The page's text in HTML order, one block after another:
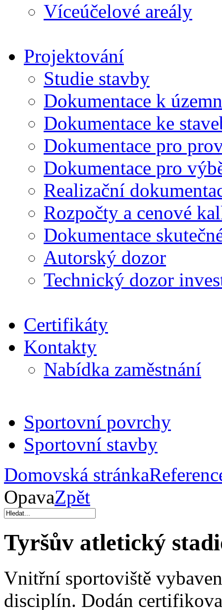
Víceúčelové areály
Projektování
Studie stavby
Dokumentace k
Dokumentace ke
Dokumentace pro
Dokumentace pro
Realizační
Rozpočty a cenové
Dokumentace
Autorský dozor
Technický dozor
Certifikáty
Kontakty
Nabídka zaměstnání
Sportovní povrchy
Sportovní stavby
Domovská stránka
OpavaZpět
Tyršův atletický
Vnitřní sportoviště
disciplín. Dodán